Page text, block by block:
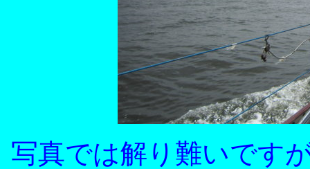
写真では解り難いです